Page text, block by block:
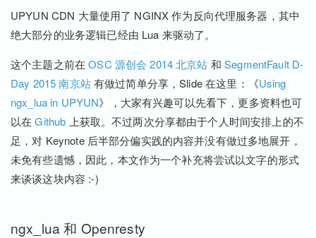
UPYUN CDN 大量使用了 NGINX 作为反向代理服务器，其中
绝大部分的业务逻辑已经由 Lua 来驱动了。
这个主题之前在OSC 源创会 2014 北京站 和SegmentFault D-
Day 2015 南京站有做过简单分享，Slide 在这里：《Using
ngx_lua in UPYUN》，大家有兴趣可以先看下，更多资料也可
以在Github 上获取。不过两次分享都由于个人时间安排上的不
足，对 Keynote 后半部分偏实践的内容并没有做过多地展开，
未免有些遗憾，因此，本文作为一个补充将尝试以文字的形式
来谈谈这块内容 :-)
ngx_lua 和 Openresty